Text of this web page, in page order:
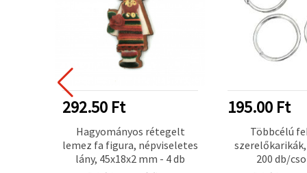
292.50 Ft
Hagyományos rétegelt
lemez fa figura, népviseletes
lány, 45x18x2 mm - 4 db
195.00 Ft
Többcélú
200 db/